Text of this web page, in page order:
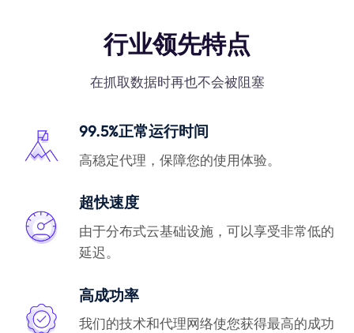
行业领先特点
在抓取数据时再也不会被阻塞
99.5%正常运行时间
高稳定代理，保障您的使用体验。
超快速度
由于分布式云基础设施，可以享受非常低的
延迟。
高成功率
我们的技术和代理网络使您获得最高的成功